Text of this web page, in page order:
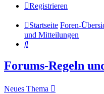
Registrieren
Startseite Foren-
und Mitteilungen
Suche
Forums-Regeln
Neues Thema